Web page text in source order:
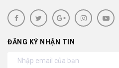
ĐĂNG KÝ NHẬN TIN